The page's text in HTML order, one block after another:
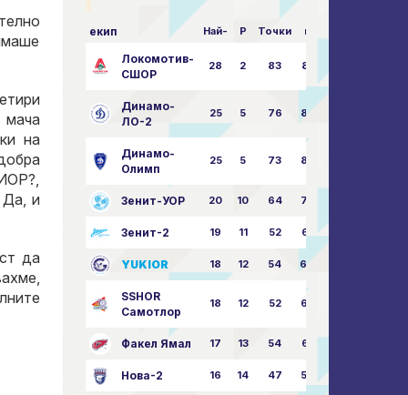
мача
на
Да, и
да
екип Най- P Точки пара
Локомотив-
СШОР
28 2 83 85:14
Динамо-
ЛО-2
25 5 76 82:30
Динамо-
Олимп
25 5 73 80:32
Зенит-УОР 20 10 64 74:43
Зенит-2 19 11 52 68:51
YUKIOR 18 12 54 64:46
SSHOR
Самотлор
18 12 52 64:50
Факел Ямал 17 13 54 65:52
Нова-2 16 14 47 58:57